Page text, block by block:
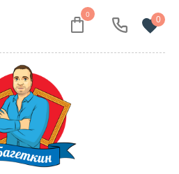
0
0